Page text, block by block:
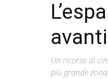
Un ricorso di
più grande